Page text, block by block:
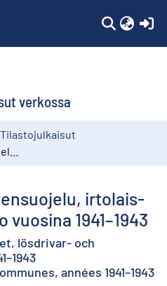
verkossa
Tilastojulkaisut
irtolais-
1941–1943
lösdrivar- och
années 1941–1943